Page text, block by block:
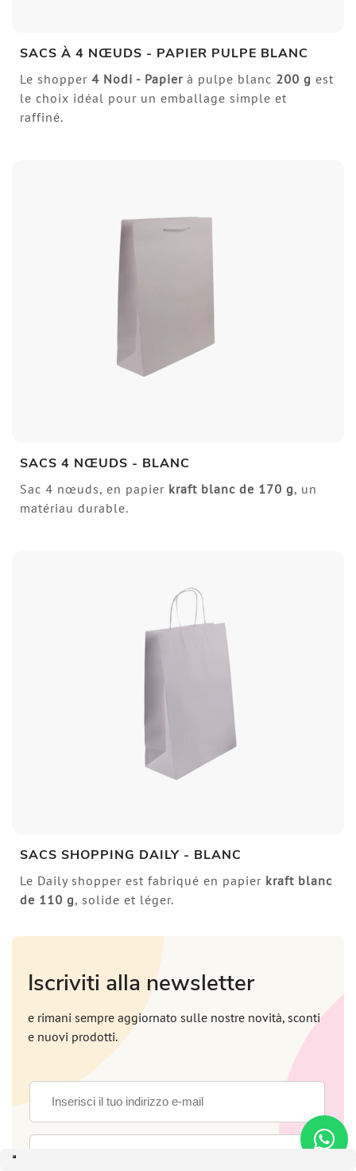
SACS À 4 NŒUDS - PAPIER PULPE BLANC
Le shopper 4 Nodi - Papier à pulpe blanc 200 g est
le choix idéal pour un emballage simple et
raffiné.
SACS 4 NŒUDS - BLANC
Sac 4 nœuds, en papier kraft blanc de 170 g , un
matériau durable.
SACS SHOPPING DAILY - BLANC
Le Daily shopper est fabriqué en papier kraft blanc
de 110 g , solide et léger.
Iscriviti alla newsletter
e rimani sempre aggiornato sulle nostre novità, sconti
e nuovi prodotti.